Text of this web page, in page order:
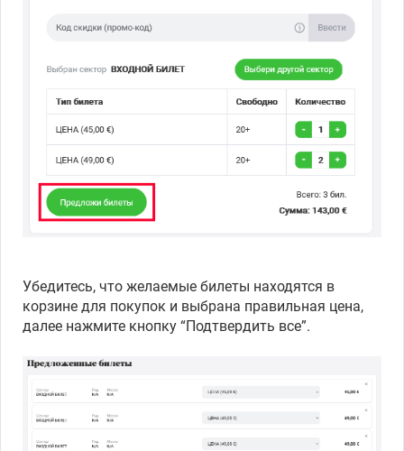
Убедитесь, что желаемые билеты находятся в
корзине для покупок и выбрана правильная цена,
далее нажмите кнопку “Подтвердить все”.